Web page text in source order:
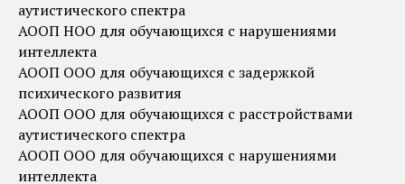
аутистического спектра
АООП НОО для обучающихся с нарушениями
интеллекта
АООП ООО для обучающихся с задержкой
психического развития
АООП ООО для обучающихся с расстройствами
аутистического спектра
АООП ООО для обучающихся с нарушениями
интеллекта